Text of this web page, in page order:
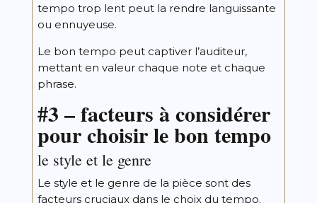
tempo trop lent peut la rendre languissante
ou ennuyeuse.
Le bon tempo peut captiver l’auditeur,
mettant en valeur chaque note et chaque
phrase.
#3 – facteurs à considérer
pour choisir le bon tempo
le style et le genre
Le style et le genre de la pièce sont des
facteurs cruciaux dans le choix du tempo.